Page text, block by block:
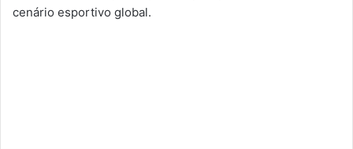
cenário esportivo global.